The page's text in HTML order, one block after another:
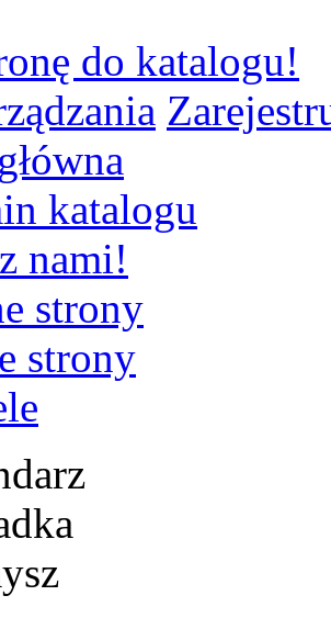
do katalogu!
katalogu
nami!
strony
strony